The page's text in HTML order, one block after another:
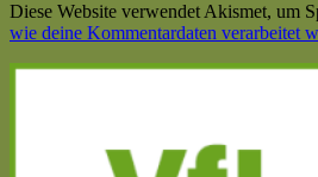
Diese Website verwendet Akismet, um
wie deine Kommentardaten verarbeitet
Haupt-